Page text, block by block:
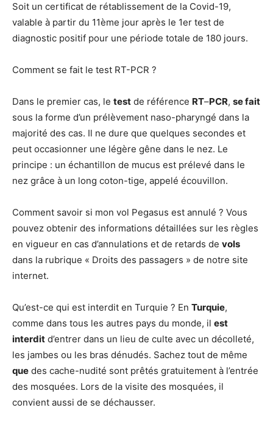
Soit un certificat de rétablissement de la Covid-19,
valable à partir du 11ème jour après le 1er test de
diagnostic positif pour une période totale de 180 jours.
Comment se fait le test RT-PCR ?
Dans le premier cas, le test de référence RT–PCR, se fait
sous la forme d’un prélèvement naso-pharyngé dans la
majorité des cas. Il ne dure que quelques secondes et
peut occasionner une légère gêne dans le nez. Le
principe : un échantillon de mucus est prélevé dans le
nez grâce à un long coton-tige, appelé écouvillon.
Comment savoir si mon vol Pegasus est annulé ? Vous
pouvez obtenir des informations détaillées sur les règles
en vigueur en cas d’annulations et de retards de vols
dans la rubrique « Droits des passagers » de notre site
internet.
Qu’est-ce qui est interdit en Turquie ? En Turquie,
comme dans tous les autres pays du monde, il est
interdit d’entrer dans un lieu de culte avec un décolleté,
les jambes ou les bras dénudés. Sachez tout de même
que des cache-nudité sont prêtés gratuitement à l’entrée
des mosquées. Lors de la visite des mosquées, il
convient aussi de se déchausser.